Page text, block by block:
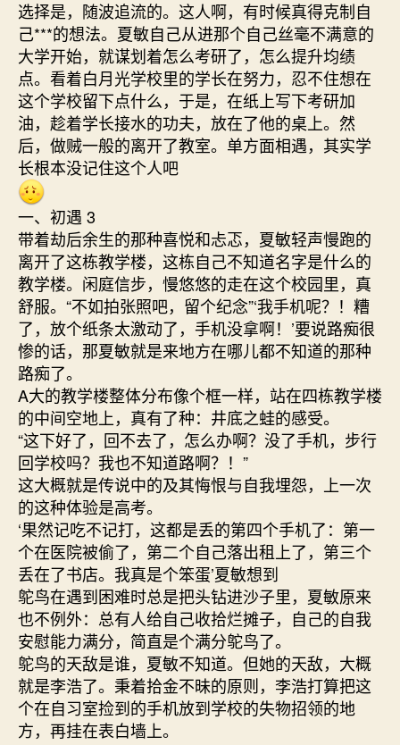
选择是，随波追流的。这人啊，有时候真得克制自
己***的想法。夏敏自己从进那个自己丝毫不满意的
大学开始，就谋划着怎么考研了，怎么提升均绩
点。看着白月光学校里的学长在努力，忍不住想在
这个学校留下点什么，于是，在纸上写下考研加
油，趁着学长接水的功夫，放在了他的桌上。然
后，做贼一般的离开了教室。单方面相遇，其实学
长根本没记住这个人吧
一、初遇 3
带着劫后余生的那种喜悦和忐忑，夏敏轻声慢跑的
离开了这栋教学楼，这栋自己不知道名字是什么的
教学楼。闲庭信步，慢悠悠的走在这个校园里，真
舒服。“不如拍张照吧，留个纪念”‘我手机呢？！糟
了，放个纸条太激动了，手机没拿啊！’要说路痴很
惨的话，那夏敏就是来地方在哪儿都不知道的那种
路痴了。
A大的教学楼整体分布像个框一样，站在四栋教学楼
的中间空地上，真有了种：井底之蛙的感受。
“这下好了，回不去了，怎么办啊？没了手机，步行
回学校吗？我也不知道路啊？！”
这大概就是传说中的及其悔恨与自我埋怨，上一次
的这种体验是高考。
‘果然记吃不记打，这都是丢的第四个手机了：第一
个在医院被偷了，第二个自己落出租上了，第三个
丢在了书店。我真是个笨蛋’夏敏想到
鸵鸟在遇到困难时总是把头钻进沙子里，夏敏原来
也不例外：总有人给自己收拾烂摊子，自己的自我
安慰能力满分，简直是个满分鸵鸟了。
鸵鸟的天敌是谁，夏敏不知道。但她的天敌，大概
就是李浩了。秉着拾金不昧的原则，李浩打算把这
个在自习室捡到的手机放到学校的失物招领的地
方，再挂在表白墙上。